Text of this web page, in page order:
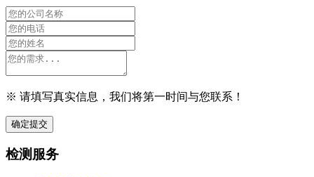
※ 请填写真实信息，我们将第一时间与您联系！
确定提交
检测服务